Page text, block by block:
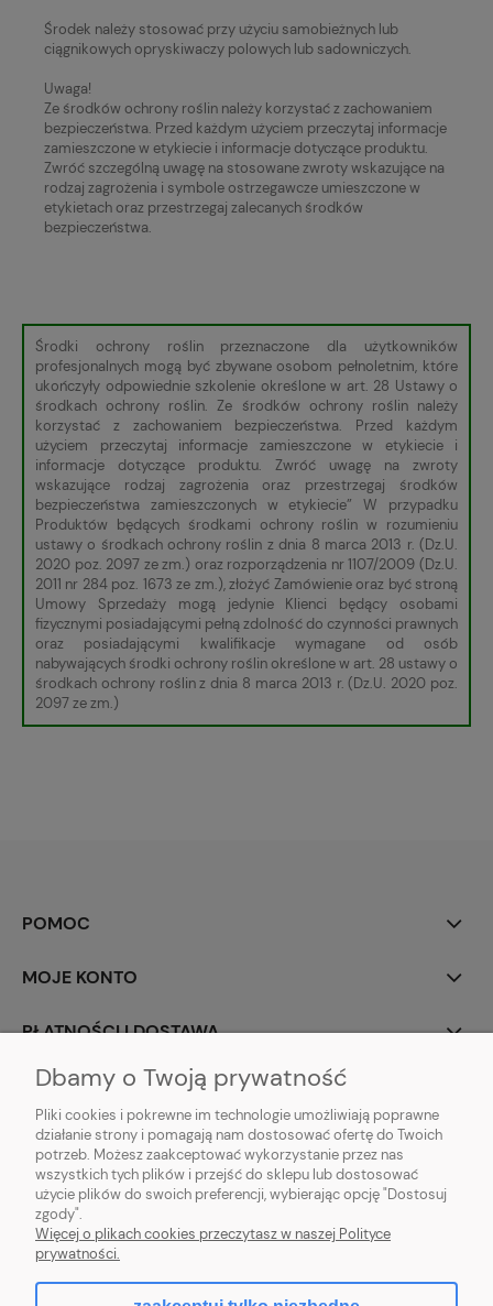
Środek należy stosować przy użyciu samobieżnych lub
ciągnikowych opryskiwaczy polowych lub sadowniczych.
Uwaga!
Ze środków ochrony roślin należy korzystać z zachowaniem
bezpieczeństwa. Przed każdym użyciem przeczytaj informacje
zamieszczone w etykiecie i informacje dotyczące produktu.
Zwróć szczególną uwagę na stosowane zwroty wskazujące na
rodzaj zagrożenia i symbole ostrzegawcze umieszczone w
etykietach oraz przestrzegaj zalecanych środków
bezpieczeństwa.
Środki ochrony roślin przeznaczone dla użytkowników
profesjonalnych mogą być zbywane osobom pełnoletnim, które
ukończyły odpowiednie szkolenie określone w art. 28 Ustawy o
środkach ochrony roślin. Ze środków ochrony roślin należy
korzystać z zachowaniem bezpieczeństwa. Przed każdym
użyciem przeczytaj informacje zamieszczone w etykiecie i
informacje dotyczące produktu. Zwróć uwagę na zwroty
wskazujące rodzaj zagrożenia oraz przestrzegaj środków
bezpieczeństwa zamieszczonych w etykiecie” W przypadku
Produktów będących środkami ochrony roślin w rozumieniu
ustawy o środkach ochrony roślin z dnia 8 marca 2013 r. (Dz.U.
2020 poz. 2097 ze zm.) oraz rozporządzenia nr 1107/2009 (Dz.U.
2011 nr 284 poz. 1673 ze zm.), złożyć Zamówienie oraz być stroną
Umowy Sprzedaży mogą jedynie Klienci będący osobami
fizycznymi posiadającymi pełną zdolność do czynności prawnych
oraz posiadającymi kwalifikacje wymagane od osób
nabywających środki ochrony roślin określone w art. 28 ustawy o
środkach ochrony roślin z dnia 8 marca 2013 r. (Dz.U. 2020 poz.
2097 ze zm.)
POMOC
MOJE KONTO
PŁATNOŚCI I DOSTAWA
INFORMACJE
O NAS
Sklep rolno-ogrodniczy - DAM-SAD | Nowy Miedzechów 12A, 05-604
Jasieniec woj. mazowieckiew | Email: sklep@dam-sad.pl Tel: 518 419 813 |
Dbamy o Twoją prywatność
Pliki cookies i pokrewne im technologie umożliwiają poprawne
działanie strony i pomagają nam dostosować ofertę do Twoich
potrzeb. Możesz zaakceptować wykorzystanie przez nas
wszystkich tych plików i przejść do sklepu lub dostosować
użycie plików do swoich preferencji, wybierając opcję "Dostosuj
zgody".
Więcej o plikach cookies przeczytasz w naszej Polityce
prywatności.